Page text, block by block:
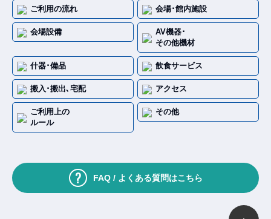
ご利用の流れ 会場･館内施設
会場設備
AV機器･
その他機材
什器･備品 飲食サービス
搬入･搬出､宅配 アクセス
ご利用上の
ルール
その他
FAQ / よくある質問はこちら